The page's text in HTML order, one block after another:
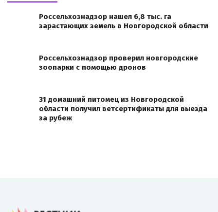
Россельхознадзор нашел 6,8 тыс. га
зарастающих земель в Новгородской области
Россельхознадзор проверил новгородские
зоопарки с помощью дронов
31 домашний питомец из Новгородской
области получил ветсертификаты для выезда
за рубеж